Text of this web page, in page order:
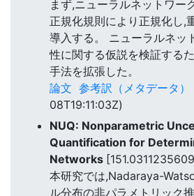
まず,ニューラルネットワー
正規化規則により正規化し,
導入する。 ニューラルネッ
性に関する仮説を検証する
手法を拡張した。
論文 参考訳（メタデータ）
08T19:11:03Z)
NUQ: Nonparametric
Quantification for
Networks
本研究では,Nadaraya-
ル分布の非パラメトリック